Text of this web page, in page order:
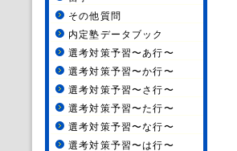
その他質問
内定塾データブック
選考対策予習〜あ行〜
選考対策予習〜か行〜
選考対策予習〜さ行〜
選考対策予習〜た行〜
選考対策予習〜な行〜
選考対策予習〜は行〜